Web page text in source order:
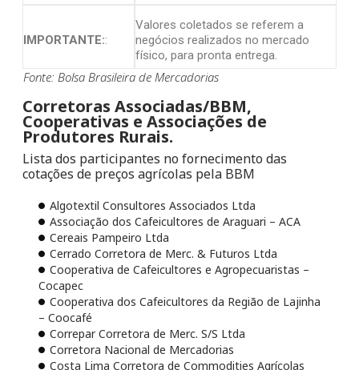
IMPORTANTE::
Valores coletados se referem a
negócios realizados no mercado
físico, para pronta entrega.
Fonte: Bolsa Brasileira de Mercadorias
Corretoras Associadas/BBM,
Cooperativas e Associações de
Produtores Rurais.
Lista dos participantes no fornecimento das
cotações de preços agrícolas pela BBM
Algotextil Consultores Associados Ltda
Associação dos Cafeicultores de Araguari – ACA
Cereais Pampeiro Ltda
Cerrado Corretora de Merc. & Futuros Ltda
Cooperativa de Cafeicultores e Agropecuaristas –
Cocapec
Cooperativa dos Cafeicultores da Região de Lajinha
– Coocafé
Correpar Corretora de Merc. S/S Ltda
Corretora Nacional de Mercadorias
Costa Lima Corretora de Commodities Agrícolas